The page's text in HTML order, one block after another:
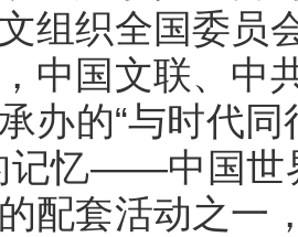
组织全国委员
中国文联、中
办的“与时代
忆——中国世
配套活动之一